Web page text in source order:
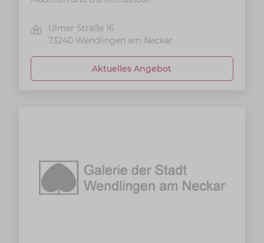
Ulmer Straße 16
73240 Wendlingen am Neckar
Aktuelles Angebot